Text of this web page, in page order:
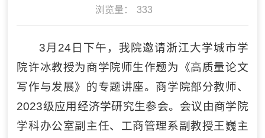
浏览量：
333
3月24日下午，我院邀请浙江大学城市学
院许冰教授为商学院师生作题为《高质量论文
写作与发展》的专题讲座。商学院部分教师、
2023级应用经济学研究生参会。会议由商学院
学科办公室副主任、工商管理系副教授王巍主